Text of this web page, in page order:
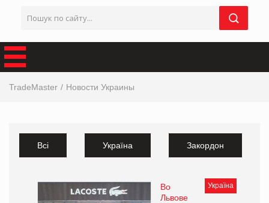
TradeMaster Новости Украины
Всі Україна Закордон
Україна
Во
Львове